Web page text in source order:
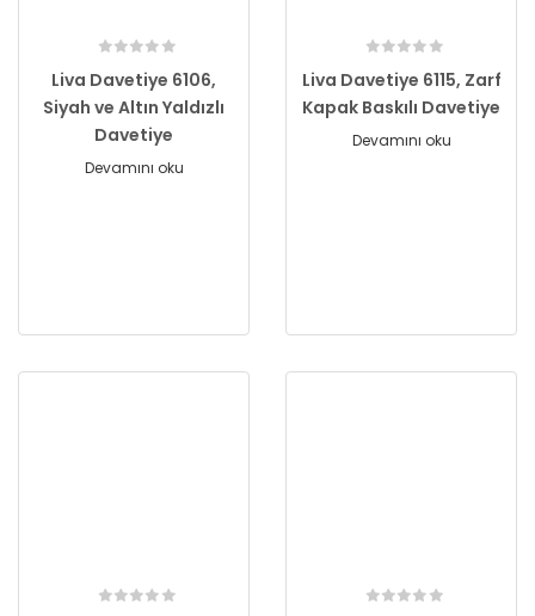
Liva Davetiye 6106,
Siyah ve Altın Yaldızlı
Davetiye
Devamını oku
Liva Davetiye 6115, Zarf
Kapak Baskılı Davetiye
Devamını oku